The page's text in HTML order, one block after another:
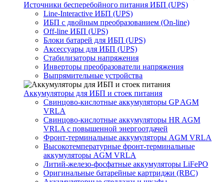
Источники бесперебойного питания ИБП (UPS)
Line-Interactive ИБП (UPS)
ИБП с двойным преобразованием (On-line)
Off-line ИБП (UPS)
Блоки батарей для ИБП (UPS)
Аксессуары для ИБП (UPS)
Стабилизаторы напряжения
Инверторы преобразователи напряжения
Выпрямительные устройства
Аккумуляторы для ИБП и стоек питания
Свинцово-кислотные аккумуляторы GP AGM
VRLA
Свинцово-кислотные аккумуляторы HR AGM
VRLA с повышенной энергоотдачей
Фронт-терминальные аккумуляторы AGM VRLA
Высокотемпературные фронт-терминальные
аккумуляторы AGM VRLA
Литий-железо-фосфатные аккумуляторы LiFePO
Оригинальные батарейные картриджи (RBC)